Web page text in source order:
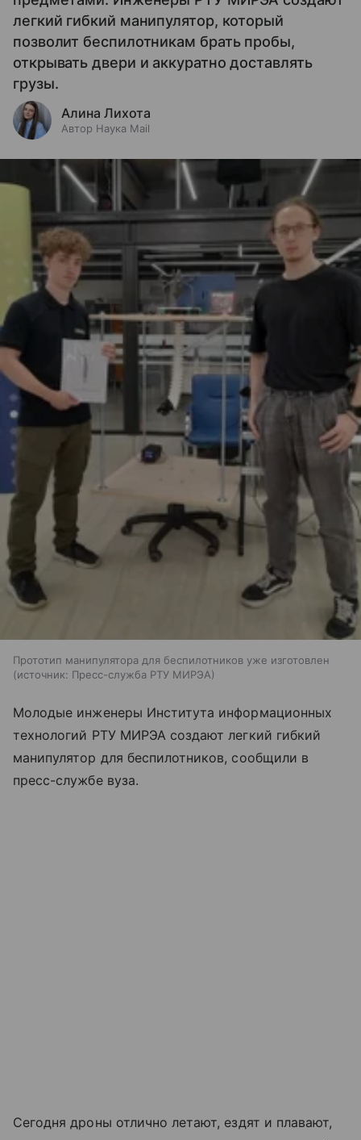
легкий гибкий манипулятор, который
позволит беспилотникам брать пробы,
открывать двери и аккуратно доставлять
грузы.
Алина Лихота
Автор Наука Mail
Прототип манипулятора для беспилотников уже изготовлен
источник: Пресс-служба РТУ МИРЭА
Молодые инженеры Института информационных
технологий РТУ МИРЭА создают легкий гибкий
манипулятор для беспилотников, сообщили в
пресс-службе вуза.
Сегодня дроны отлично летают, ездят и плавают,